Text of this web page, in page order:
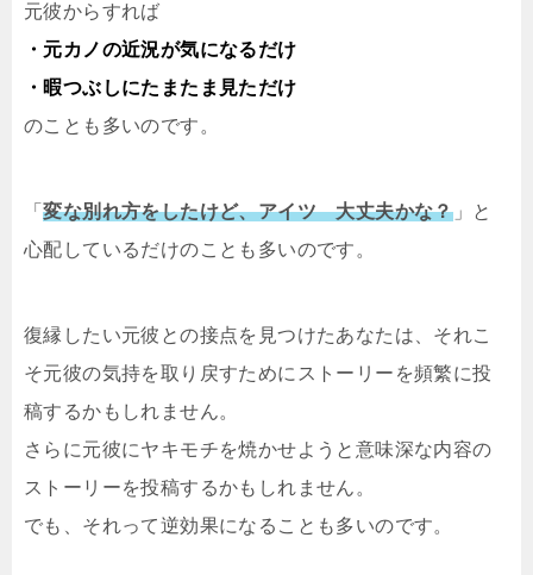
元彼からすれば
・元カノの近況が気になるだけ
・暇つぶしにたまたま見ただけ
のことも多いのです。
「変な別れ方をしたけど、アイツ 大丈夫かな？」と
心配しているだけのことも多いのです。
復縁したい元彼との接点を見つけたあなたは、それこ
そ元彼の気持を取り戻すためにストーリーを頻繁に投
稿するかもしれません。
さらに元彼にヤキモチを焼かせようと意味深な内容の
ストーリーを投稿するかもしれません。
でも、それって逆効果になることも多いのです。